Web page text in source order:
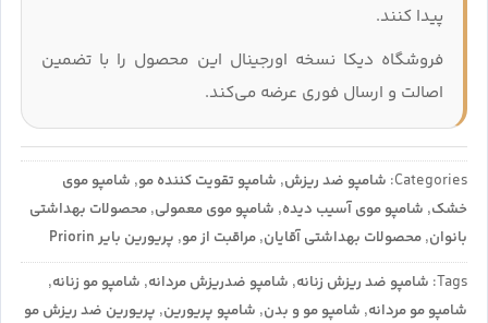
پیدا کنند.
فروشگاه دیکا نسخه اورجینال این محصول را با تضمین
اصالت و ارسال فوری عرضه می‌کند.
Categories: شامپو ضد ریزش, شامپو تقویت کننده مو, شامپو موی
خشک, شامپو موی آسیب دیده, شامپو موی معمولی, محصولات بهداشتی
بانوان, محصولات بهداشتی آقایان, مراقبت از مو, پریورین بایر Priorin
Tags: شامپو ضد ریزش زنانه, شامپو ضدریزش مردانه, شامپو مو زنانه,
شامپو مو مردانه, شامپو مو و بدن, شامپو پریورین, پریورین ضد ریزش مو